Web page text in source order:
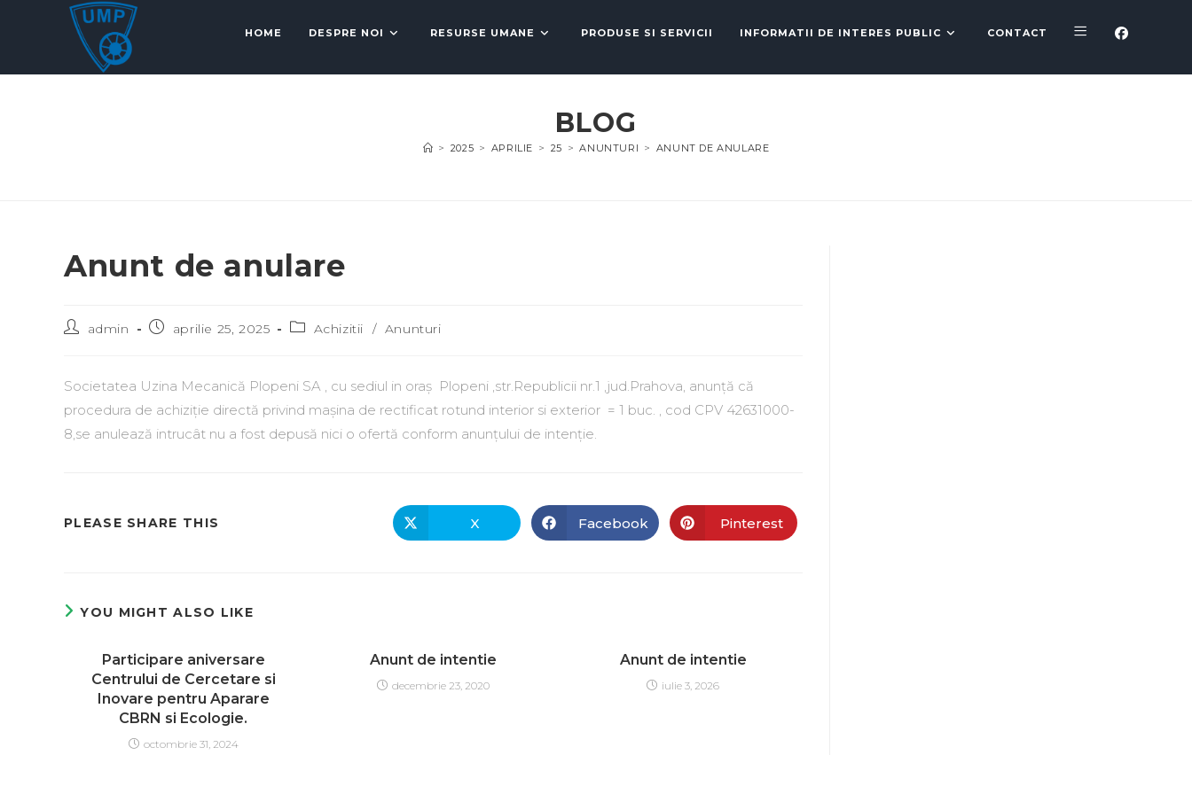
HOME DESPRE NOI RESURSE UMANE PRODUSE SI SERVICII INFORMATII DE INTERES PUBLIC CONTACT
BLOG
> 2025 > APRILIE > 25 > ANUNTURI > ANUNT DE ANULARE
Anunt de anulare
admin aprilie 25, 2025 Achizitii / Anunturi
Societatea Uzina Mecanică Plopeni SA , cu sediul in oraș Plopeni ,str.Republicii nr.1 ,jud.Prahova, anunță că
procedura de achiziție directă privind mașina de rectificat rotund interior si exterior = 1 buc. , cod CPV 42631000-
8,se anulează intrucât nu a fost depusă nici o ofertă conform anunțului de intenție.
PLEASE SHARE THIS X Facebook Pinterest
YOU MIGHT ALSO LIKE
Participare aniversare
Centrului de Cercetare si
Inovare pentru Aparare
CBRN si Ecologie.
octombrie 31, 2024
Anunt de intentie
decembrie 23, 2020
Anunt de intentie
iulie 3, 2026